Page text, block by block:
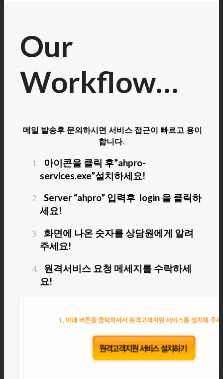
Our
Workflow…
메일 발송후 문의하시면 서비스 접근이 빠르고 용이
합니다.
아이콘을 클릭 후”ahpro-
services.exe”설치하세요!
Server “ahpro” 입력후 login 을 클릭하
세요!
화면에 나온 숫자를 상담원에게 알려
주세요!
원격서비스 요청 메세지를 수락하세
요!